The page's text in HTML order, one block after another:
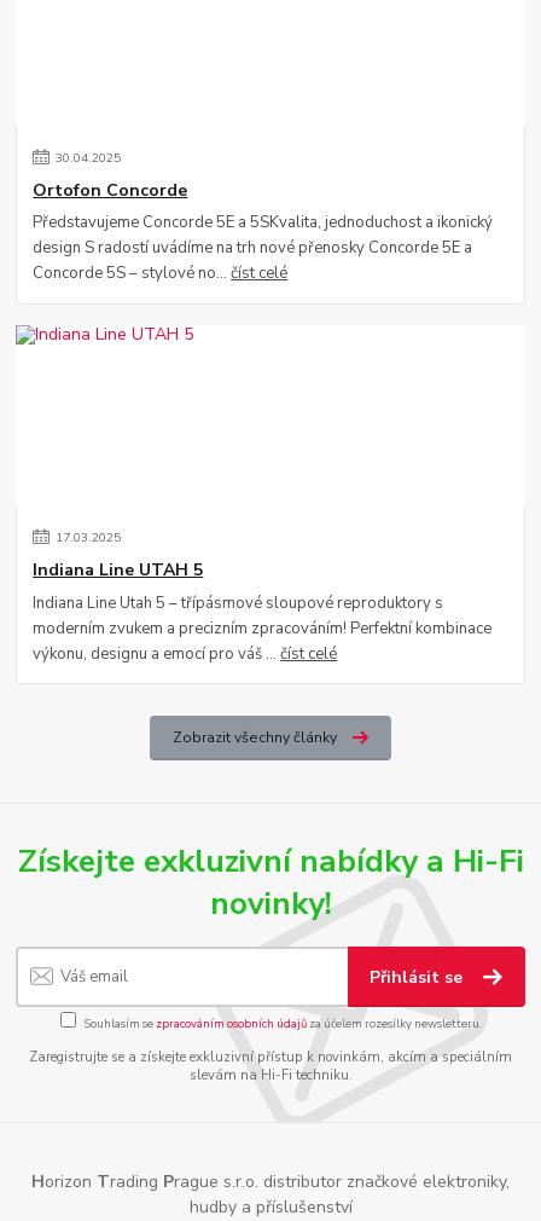
30.04.2025
Ortofon Concorde
Představujeme Concorde 5E a 5SKvalita, jednoduchost a ikonický
design S radostí uvádíme na trh nové přenosky Concorde 5E a
Concorde 5S – stylové no...číst celé
17.03.2025
Indiana Line UTAH 5
Indiana Line Utah 5 – třípásmové sloupové reproduktory s
moderním zvukem a precizním zpracováním! Perfektní kombinace
výkonu, designu a emocí pro váš ...číst celé
Zobrazit všechny články
Získejte exkluzivní nabídky a Hi-Fi
novinky!
Přihlásit se
Souhlasím se zpracováním osobních údajůza účelem rozesílky newsletteru.
Zaregistrujte se a získejte exkluzivní přístup k novinkám, akcím a speciálním
slevám na Hi-Fi techniku.
Horizon Trading Prague s.r.o. distributor značkové elektroniky,
hudby a příslušenství